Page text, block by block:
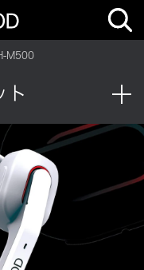
M500
ト